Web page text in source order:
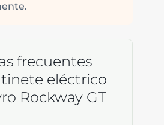
frecuentes
eléctrico
Rockway GT